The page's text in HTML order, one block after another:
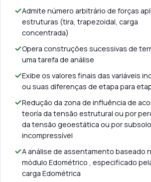
Admite número arbitrário de forças
estruturas (tira, trapezoidal, carga
concentrada)
Opera construções sucessivas de
uma tarefa de análise
Exibe os valores finais das variáveis
ou suas diferenças de etapa para
Redução da zona de influência de
teoría da tensão estrutural ou por
da tensão geoestática ou por subsolo
incompressível
A análise de assentamento baseado
módulo Edométrico , especificado
carga Edométrica